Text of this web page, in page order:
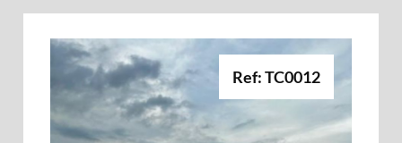
Ref: TC0012